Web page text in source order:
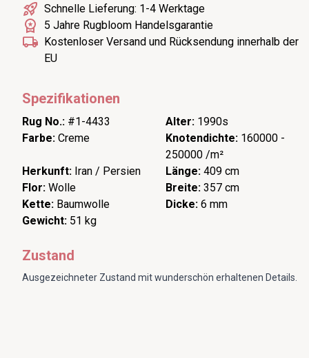
Schnelle Lieferung: 1-4 Werktage
5 Jahre Rugbloom Handelsgarantie
Kostenloser Versand und Rücksendung innerhalb der
EU
Spezifikationen
Rug No.: #1-4433 Alter: 1990s
Farbe: Creme Knotendichte: 160000 -
250000 /m²
Herkunft: Iran / Persien Länge: 409 cm
Flor: Wolle Breite: 357 cm
Kette: Baumwolle Dicke: 6 mm
Gewicht: 51 kg
Zustand
Ausgezeichneter Zustand mit wunderschön erhaltenen Details.